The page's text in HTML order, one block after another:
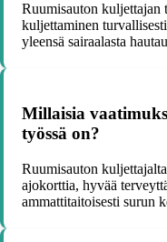
Ruumisauton kuljettajan
kuljettaminen
yleensä sairaalasta
Millaisia
työssä on?
Ruumisauton
ajokorttia, hyvää
ammattitaitoisesti surun